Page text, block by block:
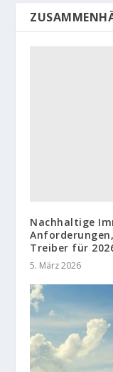
Nachhaltige
Treiber für
5. März 2026